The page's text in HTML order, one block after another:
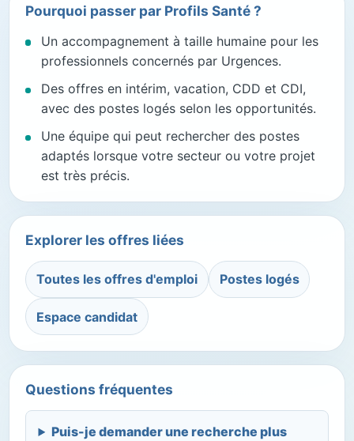
Pourquoi passer par Profils Santé ?
Un accompagnement à taille humaine pour les
professionnels concernés par Urgences.
Des offres en intérim, vacation, CDD et CDI,
avec des postes logés selon les opportunités.
Une équipe qui peut rechercher des postes
adaptés lorsque votre secteur ou votre projet
est très précis.
Explorer les offres liées
Toutes les offres d'emploi Postes logés
Espace candidat
Questions fréquentes
Puis-je demander une recherche plus